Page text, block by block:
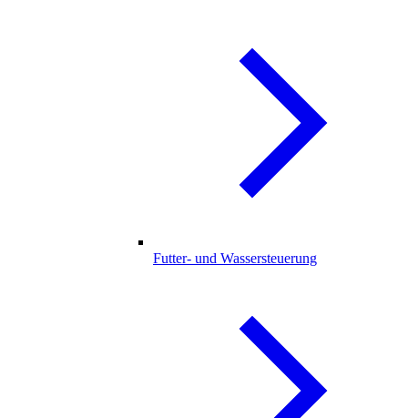
Futter- und Wassersteuerung